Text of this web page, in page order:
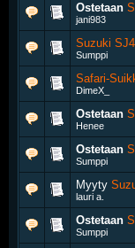
Ostetaan
jani983
Suzuki
Sumppi
Safari-
DimeX_
Ostetaan
Henee
Ostetaan
Sumppi
Myyty
lauri a.
Ostetaan
Sumppi